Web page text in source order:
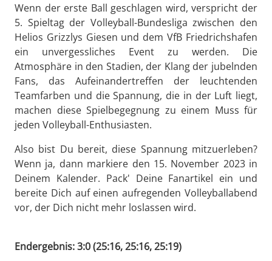
Wenn der erste Ball geschlagen wird, verspricht der
5. Spieltag der Volleyball-Bundesliga zwischen den
Helios Grizzlys Giesen und dem VfB Friedrichshafen
ein unvergessliches Event zu werden. Die
Atmosphäre in den Stadien, der Klang der jubelnden
Fans, das Aufeinandertreffen der leuchtenden
Teamfarben und die Spannung, die in der Luft liegt,
machen diese Spielbegegnung zu einem Muss für
jeden Volleyball-Enthusiasten.
Also bist Du bereit, diese Spannung mitzuerleben?
Wenn ja, dann markiere den 15. November 2023 in
Deinem Kalender. Pack' Deine Fanartikel ein und
bereite Dich auf einen aufregenden Volleyballabend
vor, der Dich nicht mehr loslassen wird.
Endergebnis: 3:0 (25:16, 25:16, 25:19)